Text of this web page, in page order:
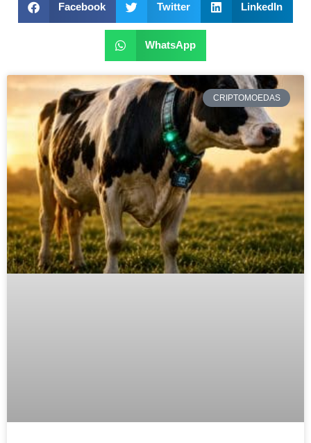
Facebook Twitter LinkedIn
WhatsApp
CRIPTOMOEDAS